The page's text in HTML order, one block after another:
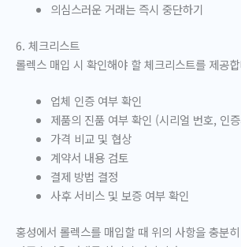
의심스러운 거래는 즉시 중단하기
6. 체크리스트
롤렉스 매입 시 확인해야 할 체크리스트를 제공
업체 인증 여부 확인
제품의 진품 여부 확인 (시리얼 번호, 인
가격 비교 및 협상
계약서 내용 검토
결제 방법 결정
사후 서비스 및 보증 여부 확인
홍성에서 롤렉스를 매입할 때 위의 사항을 충분